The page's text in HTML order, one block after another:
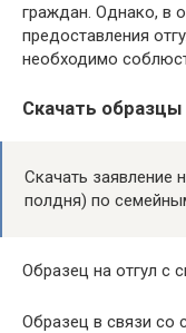
граждан. Однако, в
предоставления
необходимо
Скачать образцы
Скачать заявление
полдня) по
Образец на отгул с
Образец в связи со